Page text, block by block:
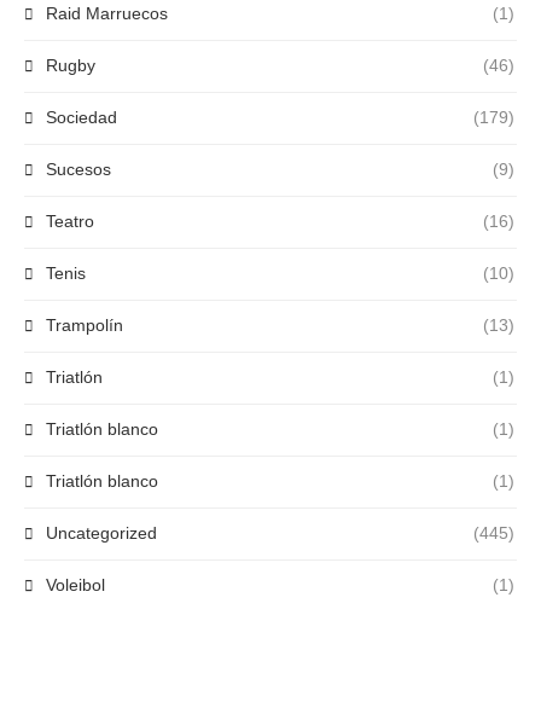
Raid Marruecos (1)
Rugby (46)
Sociedad (179)
Sucesos (9)
Teatro (16)
Tenis (10)
Trampolín (13)
Triatlón (1)
Triatlón blanco (1)
Triatlón blanco (1)
Uncategorized (445)
Voleibol (1)